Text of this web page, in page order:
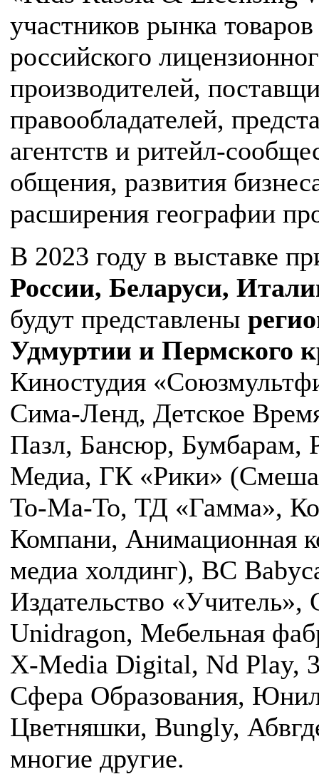
участников рынка
российского
производителей,
правообладателей,
агентств и ритейл-
общения, развития
расширения географии
В 2023 году в выставке
России, Беларуси,
будут представлены
Удмуртии и Пермского
Киностудия
Сима-Ленд, Детское
Пазл, Бансюр, Бумбарам,
Медиа, ГК «Рики»
То-Ма-То, ТД «Гамма»,
Компани, Анимационная
медиа холдинг), BС
Издательство
Unidragon, Мебельная
X-Media Digital, Nd Play,
Сфера Образования,
Цветняшки, Bungly,
многие другие.